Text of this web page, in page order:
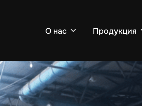
О нас Продукция